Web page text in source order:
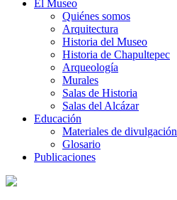
El Museo
Quiénes somos
Arquitectura
Historia del Museo
Historia de Chapultepec
Arqueología
Murales
Salas de Historia
Salas del Alcázar
Educación
Materiales de divulgación
Glosario
Publicaciones